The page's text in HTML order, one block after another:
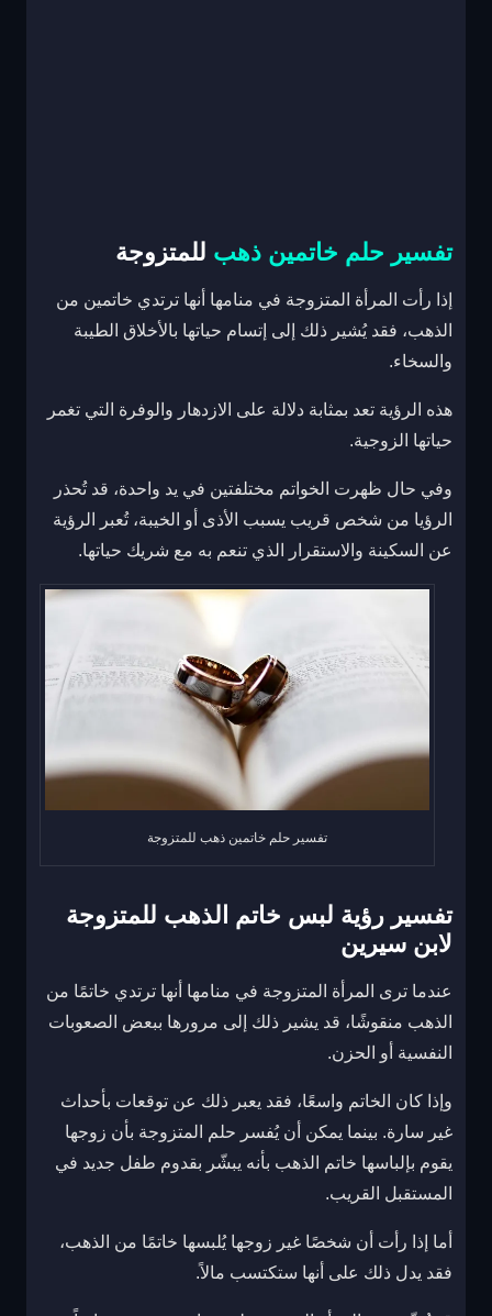
تفسير حلم خاتمين ذهب للمتزوجة
إذا رأت المرأة المتزوجة في منامها أنها ترتدي خاتمين من
الذهب، فقد يُشير ذلك إلى إتسام حياتها بالأخلاق الطيبة
والسخاء.
هذه الرؤية تعد بمثابة دلالة على الازدهار والوفرة التي تغمر
حياتها الزوجية.
وفي حال ظهرت الخواتم مختلفتين في يد واحدة، قد تُحذر
الرؤيا من شخص قريب يسبب الأذى أو الخيبة، تُعبر الرؤية
عن السكينة والاستقرار الذي تنعم به مع شريك حياتها.
تفسير حلم خاتمين ذهب للمتزوجة
تفسير رؤية لبس خاتم الذهب للمتزوجة
لابن سيرين
عندما ترى المرأة المتزوجة في منامها أنها ترتدي خاتمًا من
الذهب منقوشًا، قد يشير ذلك إلى مرورها ببعض الصعوبات
النفسية أو الحزن.
وإذا كان الخاتم واسعًا، فقد يعبر ذلك عن توقعات بأحداث
غير سارة. بينما يمكن أن يُفسر حلم المتزوجة بأن زوجها
يقوم بإلباسها خاتم الذهب بأنه يبشّر بقدوم طفل جديد في
المستقبل القريب.
أما إذا رأت أن شخصًا غير زوجها يُلبسها خاتمًا من الذهب،
فقد يدل ذلك على أنها ستكتسب مالاً.